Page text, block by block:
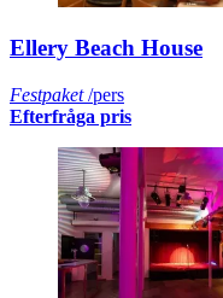
Ellery Beach House
Festpaket/pers
Efterfråga pris